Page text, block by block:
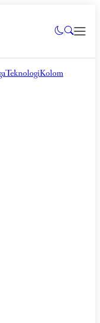
TeknologiKolom